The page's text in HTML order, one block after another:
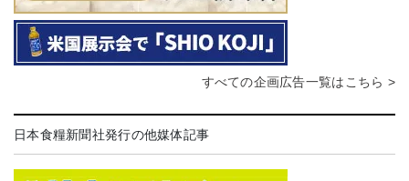
すべての企画広告一覧はこちら >
日本食糧新聞社発行の他媒体記事